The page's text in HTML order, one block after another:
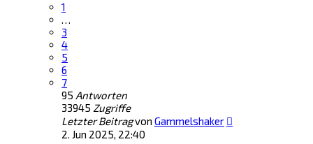
1
…
3
4
5
6
7
95 Antworten
33945 Zugriffe
Letzter Beitragvon Gammelshaker
2. Jun 2025, 22:40